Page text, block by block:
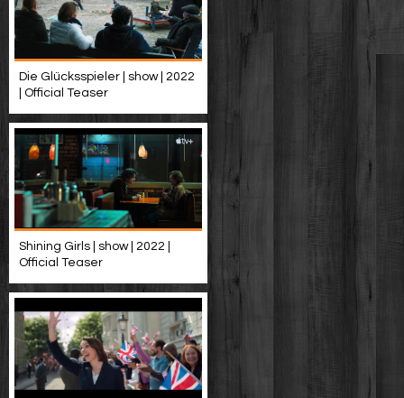
Die Glücksspieler | show | 2022
| Official Teaser
Shining Girls | show | 2022 |
Official Teaser